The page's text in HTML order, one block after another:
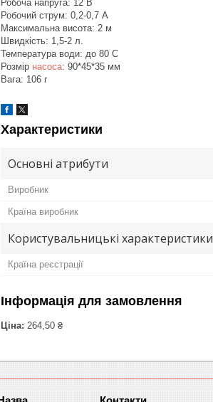
Робоча напруга: 12 В
Робочий струм: 0,2-0,7 А
Максимальна висота: 2 м
Швидкість: 1,5-2 л.
Температура води: до 80 С
Розмір насоса: 90*45*35 мм
Вага: 106 г
Характеристики
Основні атрибути
Виробник
Країна виробник
Користувальницькі характеристики
Країна реєстрації
Інформація для замовлення
Ціна: 264,50 ₴